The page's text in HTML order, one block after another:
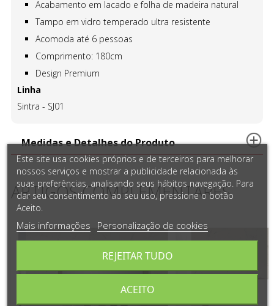
Acabamento em lacado e folha de madeira natural
Tampo em vidro temperado ultra resistente
Acomoda até 6 pessoas
Comprimento: 180cm
Design Premium
Linha
Sintra - SJ01
Medidas e Detalhes do Produto
ARTIGOS COMPLEMENTARES
Este site usa cookies próprios e de terceiros para melhorar
nossos serviços e mostrar a publicidade relacionada às
suas preferências, analisando seus hábitos navegação. Para
dar seu consentimento ao seu uso, pressione o botão
Aceito.
Mais informações Personalização de cookies
REJEITAR TUDO
ACEITO